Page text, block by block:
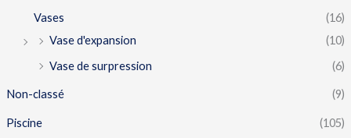
Vases
(16)
Vase d'expansion
(10)
Vase de surpression
(6)
Non-classé (9)
Piscine
(105)